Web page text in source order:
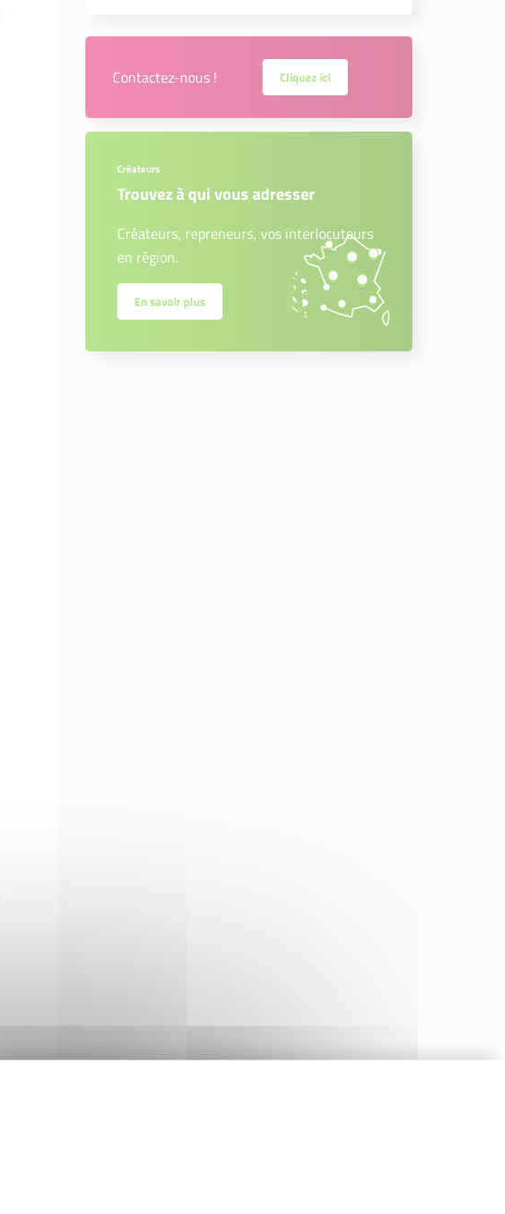
Contactez-nous ! Cliquez ici
Créateurs
Trouvez à qui vous adresser
Créateurs, repreneurs, vos interlocuteurs
en région.
En savoir plus